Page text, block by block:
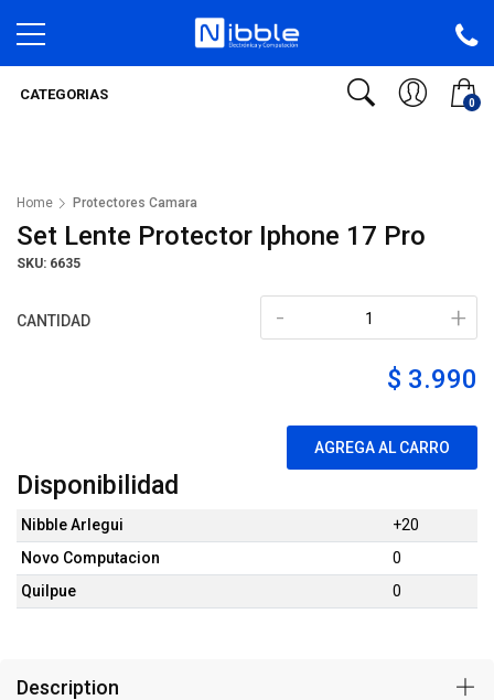
0
CATEGORIAS
Home Protectores Camara
Set Lente Protector Iphone 17 Pro
SKU: 6635
CANTIDAD +
-
$ 3.990
AGREGA AL CARRO
Disponibilidad
Nibble Arlegui
+20
Novo Computacion
0
Quilpue
0
Description